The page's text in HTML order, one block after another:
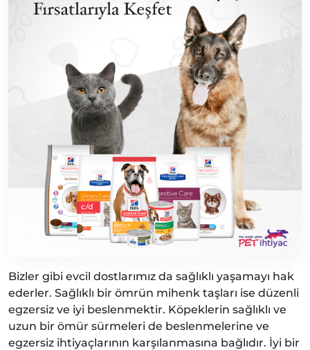
Bizler gibi evcil dostlarımız da sağlıklı yaşamayı hak
ederler. Sağlıklı bir ömrün mihenk taşları ise düzenli
egzersiz ve iyi beslenmektir. Köpeklerin sağlıklı ve
uzun bir ömür sürmeleri de beslenmelerine ve
egzersiz ihtiyaçlarının karşılanmasına bağlıdır. İyi bir